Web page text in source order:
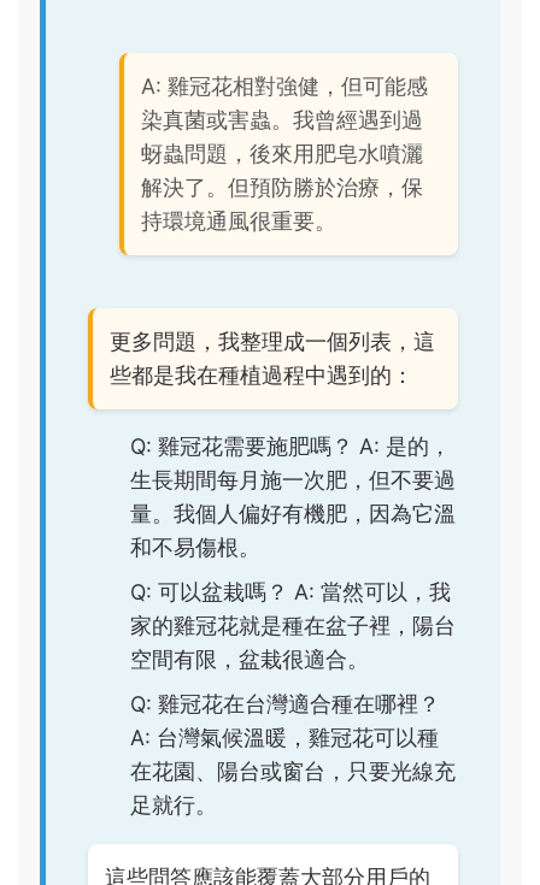
A: 雞冠花相對強健，但可能感
染真菌或害蟲。我曾經遇到過
蚜蟲問題，後來用肥皂水噴灑
解決了。但預防勝於治療，保
持環境通風很重要。
更多問題，我整理成一個列表，這
些都是我在種植過程中遇到的：
Q: 雞冠花需要施肥嗎？ A: 是的，
生長期間每月施一次肥，但不要過
量。我個人偏好有機肥，因為它溫
和不易傷根。
Q: 可以盆栽嗎？ A: 當然可以，我
家的雞冠花就是種在盆子裡，陽台
空間有限，盆栽很適合。
Q: 雞冠花在台灣適合種在哪裡？
A: 台灣氣候溫暖，雞冠花可以種
在花園、陽台或窗台，只要光線充
足就行。
這些問答應該能覆蓋大部分用戶的